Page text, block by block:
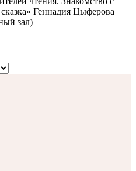
Геннадия Цыферова
зал)